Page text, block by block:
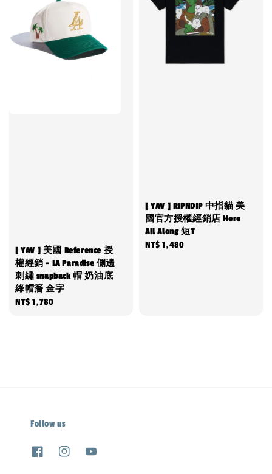
[ YAV ] 美國 Reference 授
權經銷 - LA Paradise 側邊
刺繡 snapback 帽 奶油底
綠帽簷 金字
Regular
NT$ 1,780
[ YAV ] RIPNDIP 中指貓 美
國官方授權經銷店 Here
All Along 短T
Regular
NT$ 1,480
Follow us